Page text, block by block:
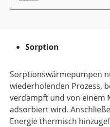
Sorption
Sorptionswärmepumpen
wiederholenden Prozess,
verdampft und von einem
adsorbiert wird.
Energie thermisch